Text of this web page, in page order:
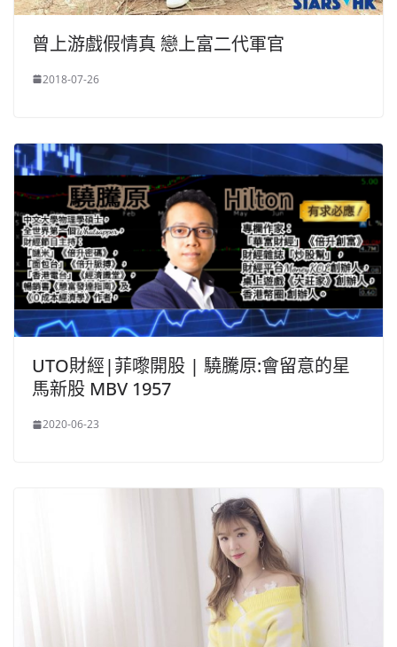
曾上游戲假情真 戀上富二代軍官
2018-07-26
UTO財經|菲嚟開股 | 驍騰原:會留意的星
馬新股 MBV 1957
2020-06-23